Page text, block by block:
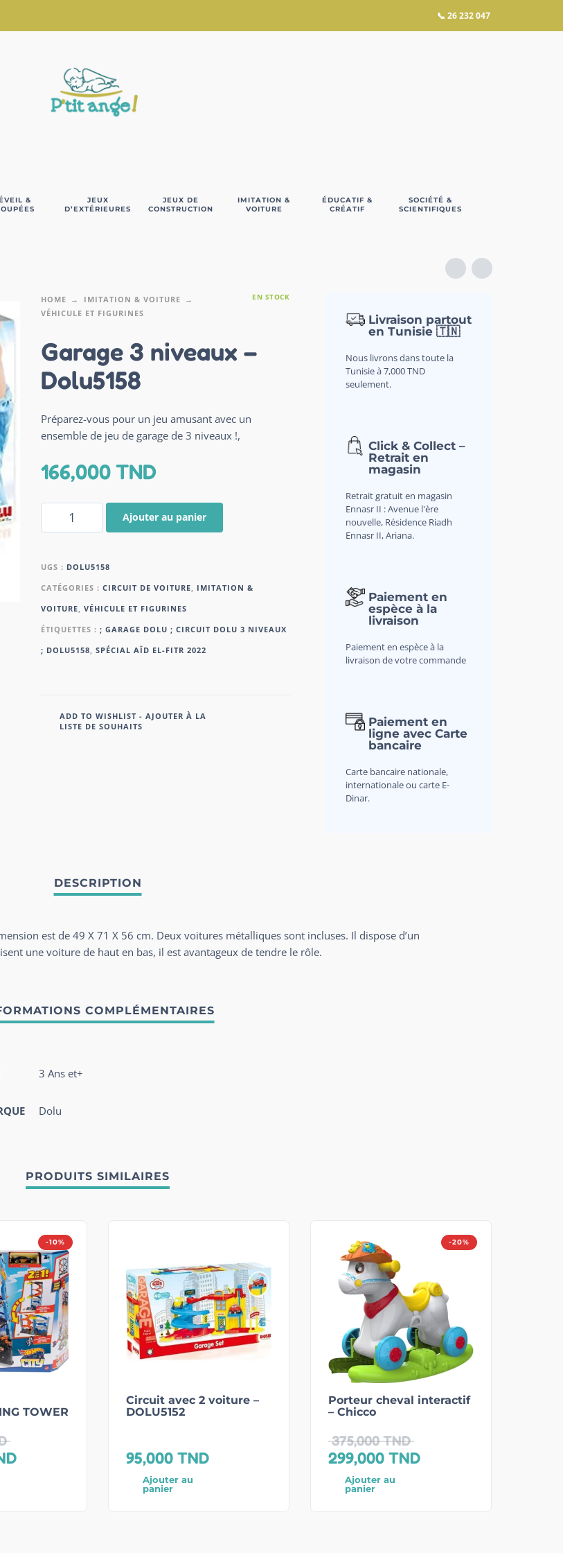
📞 26 232 047
&
JEUX
D’EXTÉRIEURES
JEUX DE
CONSTRUCTION
IMITATION &
VOITURE
ÉDUCATIF &
CRÉATIF
SOCIÉTÉ &
SCIENTIFIQUES
HOME
IMITATION & VOITURE
VÉHICULE ET FIGURINES
EN STOCK
Garage 3 niveaux –
Dolu5158
Préparez-vous pour un jeu amusant avec un
ensemble de jeu de garage de 3 niveaux !,
166,000TND
Ajouter au panier
UGS : DOLU5158
CATÉGORIES : CIRCUIT DE VOITURE, IMITATION &
VOITURE, VÉHICULE ET FIGURINES
ÉTIQUETTES : ; GARAGE DOLU ; CIRCUIT DOLU 3 NIVEAUX
; DOLU5158, SPÉCIAL AÏD EL-FITR 2022
ADD TO WISHLIST - AJOUTER À LA
LISTE DE SOUHAITS
Livraison partout
en Tunisie 🇹🇳
Nous livrons dans toute la
Tunisie à 7,000 TND
seulement.
Click & Collect –
Retrait en
magasin
Retrait gratuit en magasin
Ennasr II : Avenue l'ère
nouvelle, Résidence Riadh
Ennasr II, Ariana.
Paiement en
espèce à la
livraison
Paiement en espèce à la
livraison de votre commande
Paiement en
ligne avec Carte
bancaire
Carte bancaire nationale,
internationale ou carte E-
Dinar.
est de 49 X 71 X 56 cm. Deux voitures métalliques sont incluses. Il dispose d’un
une voiture de haut en bas, il est avantageux de tendre le rôle.
3 Ans et+
Dolu
PRODUITS SIMILAIRES
-10%
TOWER
Circuit avec 2 voiture –
DOLU5152
95,000 TND
Ajouter au
panier
-20%
Porteur cheval interactif
– Chicco
375,000TND
299,000 TND
Ajouter au
panier